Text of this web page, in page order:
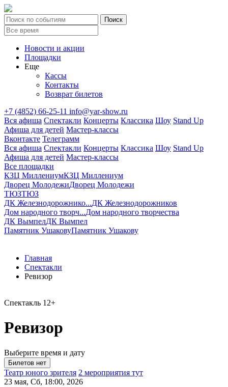
Новости и акции
Площадки
Еще
Кассы
Контакты
Возврат билетов
+7 (4852) 66-25-11 info@yar-show.ru
Вся афиша Спектакли Концерты Классика Шоу Stand Up
Афиша для детей Мастер-классы
Вконтакте Телеграмм
Вся афиша Спектакли Концерты Классика Шоу Stand Up
Афиша для детей Мастер-классы
Все площадки
КЗЦ МиллениумКЗЦ Миллениум
Дворец МолодежиДворец Молодежи
ТЮЗТЮЗ
ДК Железнодорожнико...ДК Железнодорожников
Дом народного творч...Дом народного творчества
ДК ВымпелДК Вымпел
Памятник УшаковуПамятник Ушакову
Главная
Спектакли
Ревизор
Спектакль 12+
Ревизор
Выберите время и дату
Театр юного зрителя 2 мероприятия тут
23 мая, Сб, 18:00, 2026